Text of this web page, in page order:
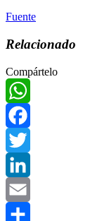
Fuente
Relacionado
Compártelo
WhatsApp
Facebook
Twitter
LinkedIn
Email